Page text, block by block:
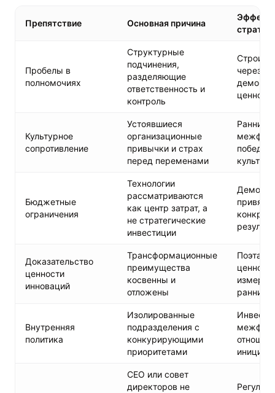
Препятствие Основная причина
Пробелы в
полномочиях
Структурные
подчинения,
разделяющие
ответственность и
контроль
Строить
через
Культурное
сопротивление
Устоявшиеся
организационные
привычки и страх
перед переменами
Ранние
победы,
Бюджетные
ограничения
Технологии
рассматриваются
как центр затрат, а
не стратегические
инвестиции
Доказательство
ценности
инноваций
Трансформационные
преимущества
косвенны и
отложены
Внутренняя
политика
Изолированные
подразделения с
конкурирующими
приоритетами
CEO или совет
директоров не